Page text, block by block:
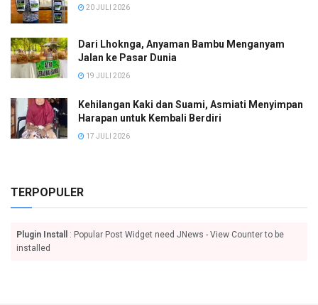
20 JULI 2026
Dari Lhoknga, Anyaman Bambu Menganyam
Jalan ke Pasar Dunia
19 JULI 2026
Kehilangan Kaki dan Suami, Asmiati Menyimpan
Harapan untuk Kembali Berdiri
17 JULI 2026
TERPOPULER
Plugin Install
: Popular Post Widget need JNews - View Counter to be
installed